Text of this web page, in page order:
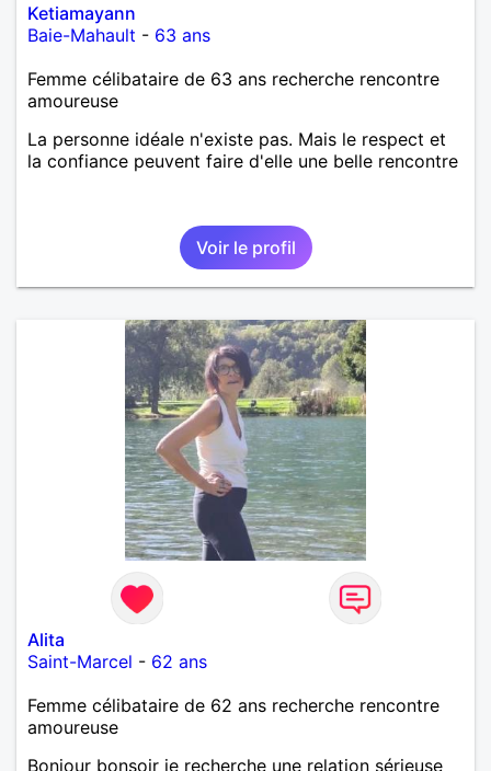
Ketiamayann
Baie-Mahault - 63 ans
Femme célibataire de 63 ans recherche rencontre
amoureuse
La personne idéale n'existe pas. Mais le respect et
la confiance peuvent faire d'elle une belle rencontre
Voir le profil
Alita
Saint-Marcel - 62 ans
Femme célibataire de 62 ans recherche rencontre
amoureuse
Bonjour bonsoir je recherche une relation sérieuse